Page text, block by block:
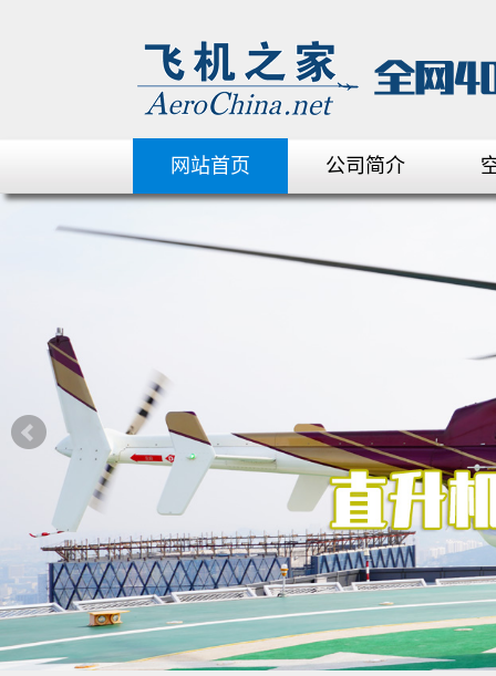
网站首页 公司简介